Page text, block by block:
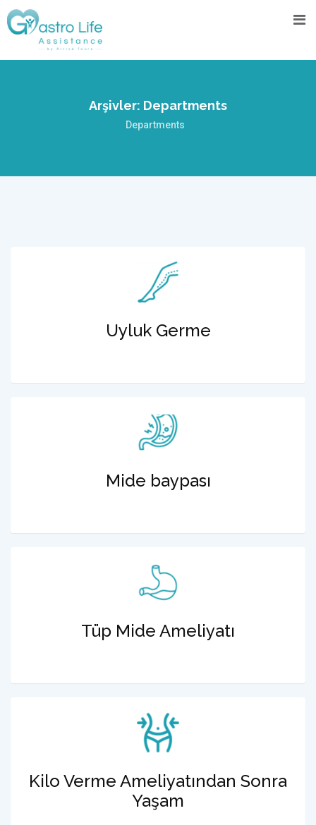
Arşivler: Departments
Departments
Uyluk Germe
Mide baypası
Tüp Mide Ameliyatı
Kilo Verme Ameliyatından Sonra
Yaşam